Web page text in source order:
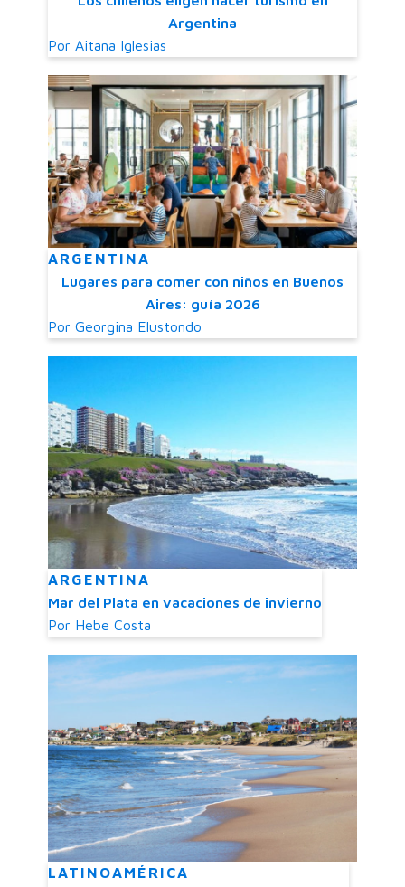
Argentina
Por Aitana Iglesias
ARGENTINA
Lugares para comer con niños en Buenos
Aires: guía 2026
Por Georgina Elustondo
ARGENTINA
Mar del Plata en vacaciones de invierno
Por Hebe Costa
LATINOAMÉRICA